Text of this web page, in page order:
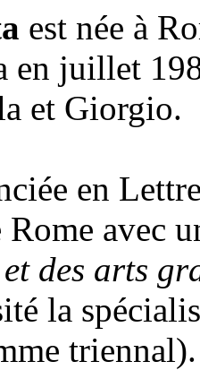
est née à
juillet
et Giorgio.
en
avec
des arts
la